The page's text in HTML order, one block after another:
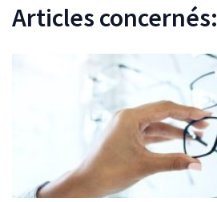
Articles concernés: